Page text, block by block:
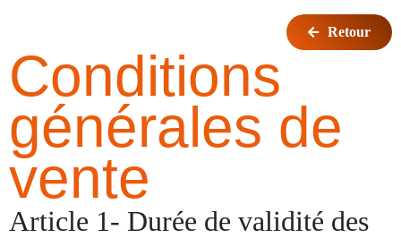
Retour
Conditions
générales de
vente
Article 1- Durée de validité des